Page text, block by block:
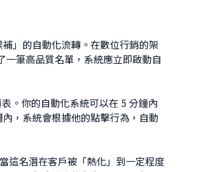
」的自動化流轉。在數位行銷的架
筆高品質名單，系統應立即啟動自
。你的自動化系統可以在 5 分鐘內
，系統會根據他的點擊行為，自動
這名潛在客戶被「熱化」到一定程度